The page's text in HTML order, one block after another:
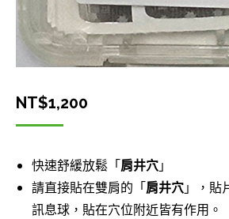
NT$1,200
快速舒緩放鬆「肩井穴」
請直接貼在雙肩的「肩井穴」，貼
訊息球，貼在穴位附近皆有作用。